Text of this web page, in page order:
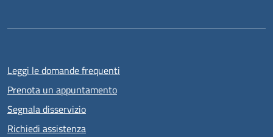
Leggi le domande frequenti
Prenota un appuntamento
Segnala disservizio
Richiedi assistenza